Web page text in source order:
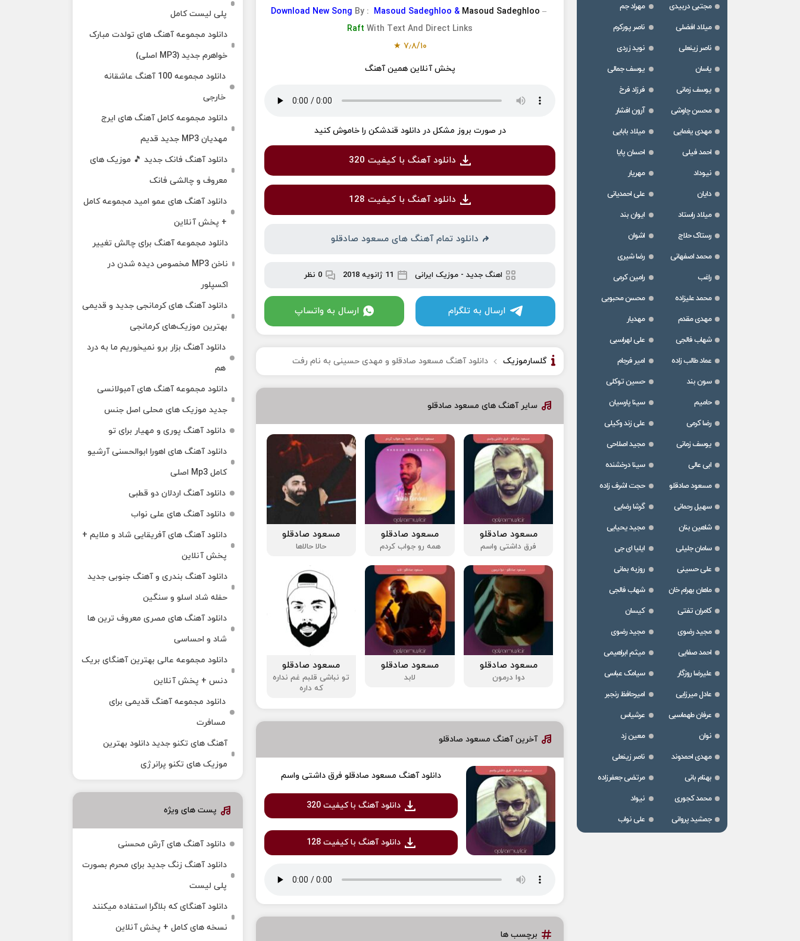
Download New Song By : Masoud Sadeghloo & Masoud Sadeghloo –
Raft With Text And Direct Links
۷٫۸/۱۰
★
پخش آنلاین همین آهنگ
در صورت بروز مشکل در دانلود قندشکن را خاموش کنید
دانلود آهنگ با کیفیت 320
دانلود آهنگ با کیفیت 128
دانلود تمام آهنگ های مسعود صادقلو
اهنگ جدید -موزیک ایرانی 11 ژانویه 2018 0 نظر
ارسال به تلگرام ارسال به واتساپ
گلسارموزیک دانلود آهنگ مسعود صادقلو و مهدی حسینی به نام رفت
سایر آهنگ های مسعود صادقلو
مسعود صادقلو
فرق داشتی واسم
مسعود صادقلو
همه رو جواب کردم
مسعود صادقلو
حالا حالاها
مسعود صادقلو
دوا درمون
مسعود صادقلو
لابد
مسعود صادقلو
تو نباشی قلبم غم نداره
که داره
آخرین آهنگ مسعود صادقلو
دانلود آهنگ مسعود صادقلو فرق داشتی واسم
دانلود آهنگ با کیفیت 320
دانلود آهنگ با کیفیت 128
برچسب ها
مجتبی دربیدی
مهراد جم
میلاد افضلی
ناصر پورکرم
ناصر زینعلی
نوید زردی
یاسان
یوسف جمالی
یوسف زمانی
فرزاد فرخ
محسن چاوشی
آرون افشار
مهدی یغمایی
میلاد بابایی
احمد فیلی
احسان پایا
نیوداد
مهریار
دایان
علی احمدیانی
میلاد راستاد
ایوان بند
رستاک حلاج
اشوان
محمد اصفهانی
رضا شیری
راغب
رامین کرمی
محمد علیزاده
محسن محبوبی
مهدی مقدم
مهدیار
شهاب فالجی
علی لهراسبی
عماد طالب زاده
امیر فرجام
سون بند
حسین توکلی
حامیم
سینا پارسیان
رضا کرمی
علی زند وکیلی
یوسف زمانی
مجید اصلاحی
ابی عالی
سینا درخشنده
مسعود صادقلو
حجت اشرف زاده
سهیل رحمانی
گرشا رضایی
شاهین بنان
مجید یحیایی
سامان جلیلی
ایلیا ای جی
علی حسینی
روزبه بمانی
ماهان بهرام خان
شهاب فالجی
کامران تفتی
کیسان
مجید رضوی
مجید رضوی
احمد صفایی
میثم ابراهیمی
علیرضا روزگار
سیامک عباسی
عادل میرزایی
امیرحافظ رنجبر
عرفان طهماسبی
عرشیاس
نوان
معین زد
مهدی احمدوند
ناصر زینعلی
بهنام بانی
مرتضی جعفرزاده
محمد کجوری
نیواد
جمشید پروانی
علی نواب
پلی لیست کامل
دانلود مجموعه آهنگ های تولدت مبارک
خواهرم جدید (MP3 اصلی)
دانلود مجموعه 100 آهنگ عاشقانه
خارجی
دانلود مجموعه کامل آهنگ های ایرج
مهدیان MP3 جدید قدیم
دانلود آهنگ فانک جدید 🎵 موزیک‌ های
معروف و چالشی فانک
دانلود آهنگ های عمو امید مجموعه کامل
+ پخش آنلاین
دانلود مجموعه آهنگ برای چالش تغییر
ناخن MP3 مخصوص دیده شدن در
اکسپلور
دانلود آهنگ‌ های کرمانجی جدید و قدیمی
بهترین موزیک‌های کرمانجی
دانلود آهنگ بزار برو نمیخوریم ما به درد
هم
دانلود مجموعه آهنگ های آمبولانسی
جدید موزیک های محلی اصل جنس
دانلود آهنگ پوری و مهیار برای تو
دانلود آهنگ های اهورا ابوالحسنی آرشیو
کامل Mp3 اصلی
دانلود آهنگ اردلان دو قطبی
دانلود آهنگ های علی نواب
دانلود آهنگ های آفریقایی شاد و ملایم +
پخش آنلاین
دانلود آهنگ بندری و آهنگ جنوبی جدید
حفله شاد اسلو و سنگین
دانلود آهنگ های مصری معروف ترین ها
شاد و احساسی
دانلود مجموعه عالی بهترین آهنگای بریک
دنس + پخش آنلاین
دانلود مجموعه آهنگ قدیمی برای
مسافرت
آهنگ های تکنو جدید دانلود بهترین
موزیک های تکنو پرانرژی
پست های ویژه
دانلود آهنگ های آرش محسنی
دانلود آهنگ زنگ جدید برای محرم بصورت
پلی لیست
دانلود آهنگای که بلاگرا استفاده میکنند
نسخه های کامل + پخش آنلاین